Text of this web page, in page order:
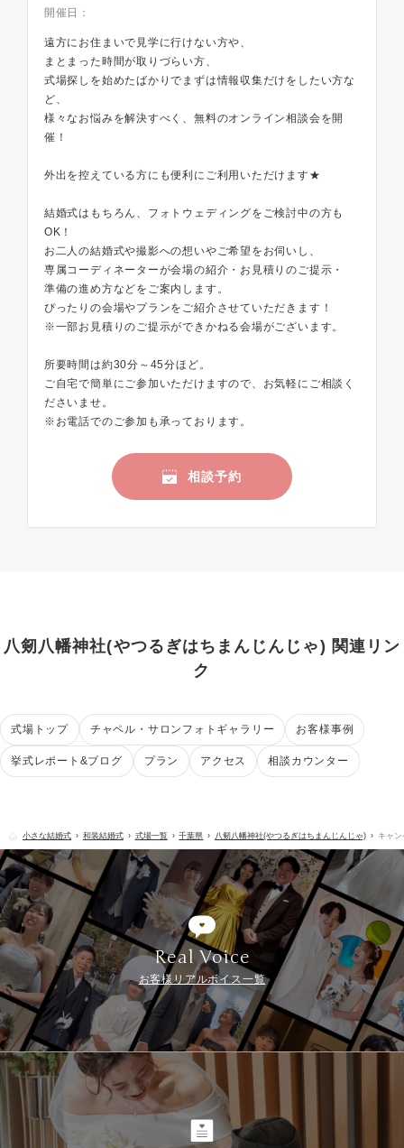
開催日：
遠方にお住まいで見学に行けない方や、
まとまった時間が取りづらい方、
式場探しを始めたばかりでまずは情報収集だけをしたい方な
ど、
様々なお悩みを解決すべく、無料のオンライン相談会を開
催！
外出を控えている方にも便利にご利用いただけます★
結婚式はもちろん、フォトウェディングをご検討中の方も
OK！
お二人の結婚式や撮影への想いやご希望をお伺いし、
専属コーディネーターが会場の紹介・お見積りのご提示・
準備の進め方などをご案内します。
ぴったりの会場やプランをご紹介させていただきます！
※一部お見積りのご提示ができかねる会場がございます。
所要時間は約30分～45分ほど。
ご自宅で簡単にご参加いただけますので、お気軽にご相談く
ださいませ。
※お電話でのご参加も承っております。
相談予約
八剱八幡神社(やつるぎはちまんじんじゃ) 関連リン
ク
式場トップ チャペル・サロンフォトギャラリー お客様事例
挙式レポート&ブログ プラン アクセス 相談カウンター
小さな結婚式 和装結婚式 式場一覧 千葉県 八剱八幡神社(やつるぎはちまんじんじゃ) キャ
Real Voice
お客様リアルボイス一覧